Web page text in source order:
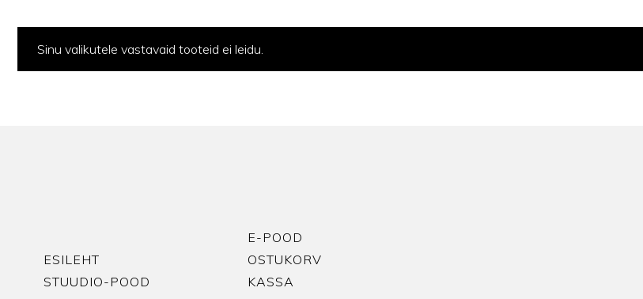
Sinu valikutele vastavaid tooteid ei leidu.
ESILEHT
STUUDIO-POOD
E-POOD
OSTUKORV
KASSA